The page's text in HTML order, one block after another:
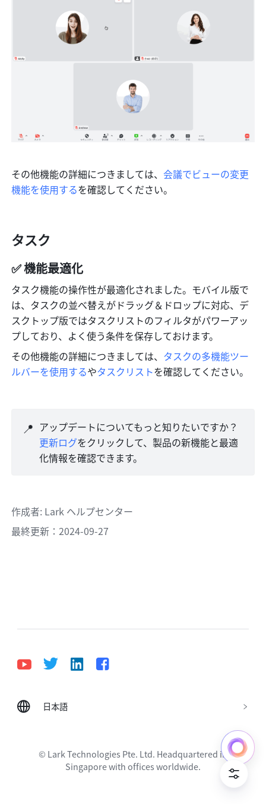
その他機能の詳細につきましては、会議でビューの変更
機能を使用するを確認してください。
タスク
✅ 機能最適化
タスク機能の操作性が最適化されました。モバイル版で
は、タスクの並べ替えがドラッグ＆ドロップに対応、デ
スクトップ版ではタスクリストのフィルタがパワーアッ
プしており、よく使う条件を保存しておけます。
その他機能の詳細につきましては、 タスクの多機能ツー
ルバーを使用するやタスクリストを確認してください。
📍 アップデートについてもっと知りたいですか？
更新ログをクリックして、製品の新機能と最適
化情報を確認できます。
作成者: Lark ヘルプセンター
最終更新：2024-09-27
日本語
Tiếng Việt
ไทย 한국어 日本語
中文
Русский язык
© Lark Technologies Pte. Ltd. Headquartered in
Singapore with offices worldwide.